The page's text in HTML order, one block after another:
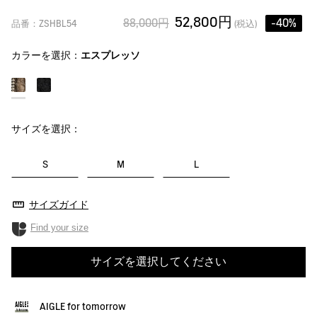
品番：ZSHBL54 88,000円 52,800円 (税込) -40%
カラーを選択： エスプレッソ
サイズを選択：
S M L
サイズガイド
Find your size
サイズを選択してください
AIGLE for tomorrow